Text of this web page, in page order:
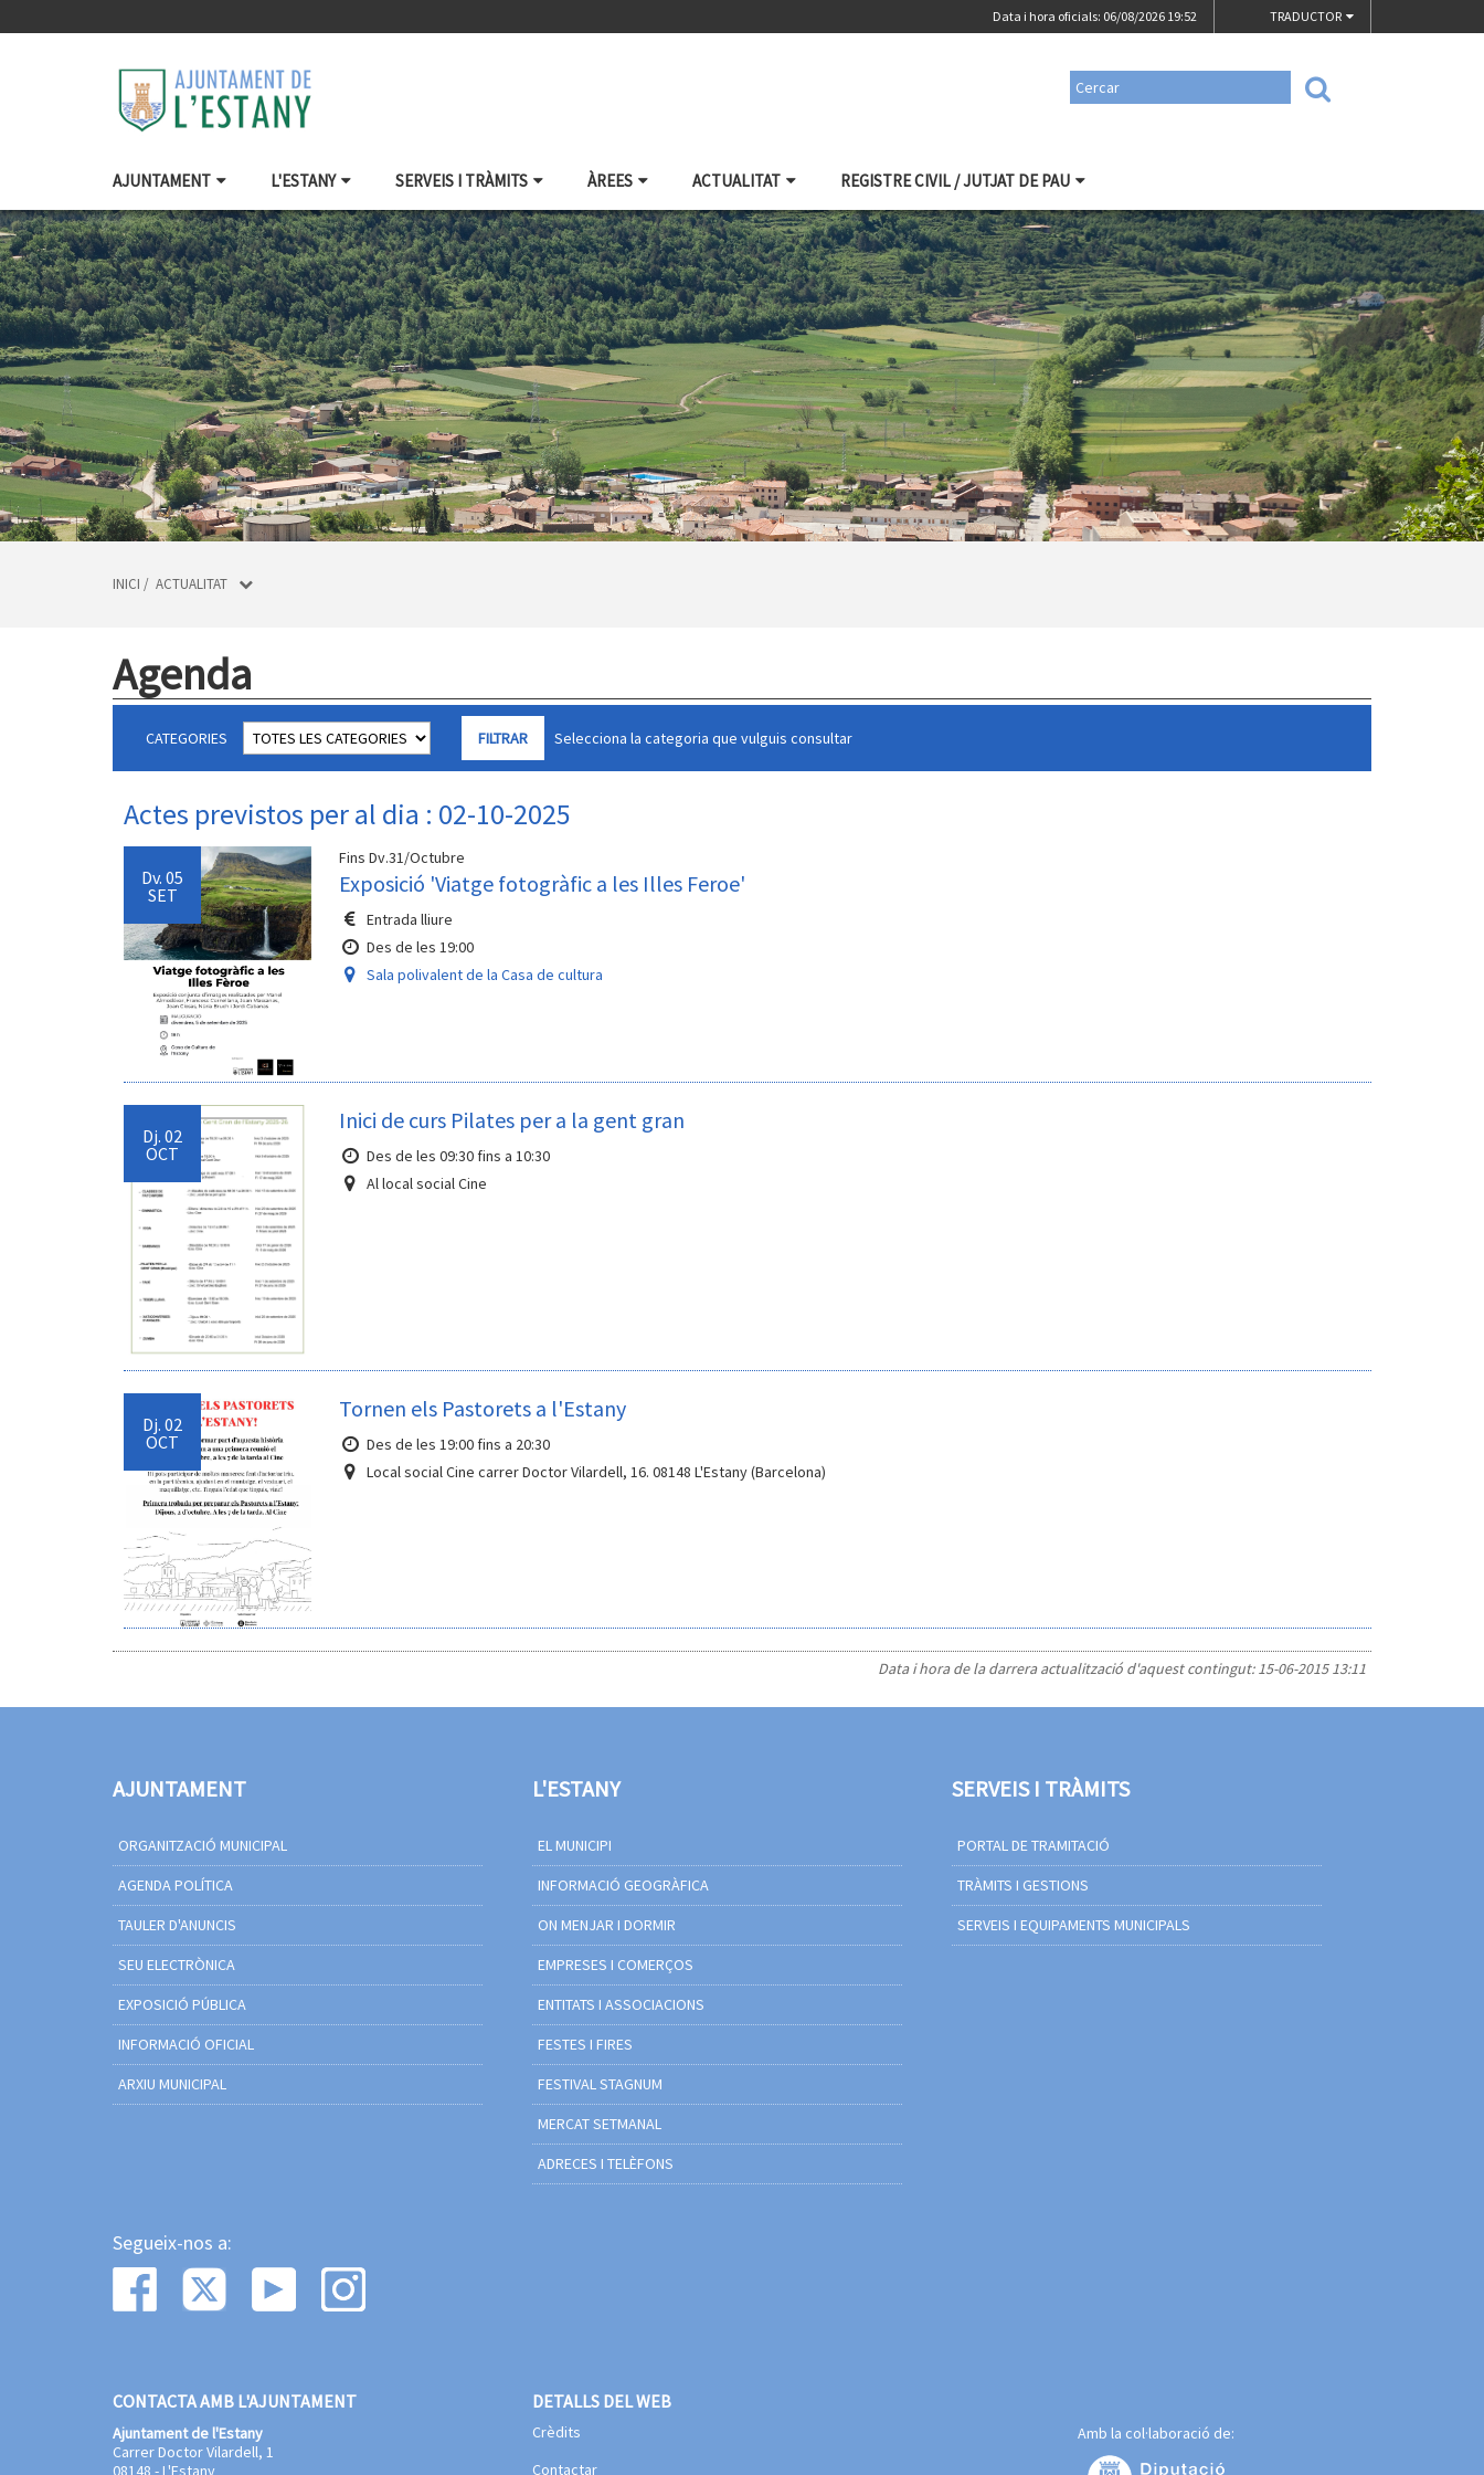
Data i hora oficials: 06/08/2026 19:52 TRADUCTOR
AJUNTAMENT L'ESTANY SERVEIS I TRÀMITS ÀREES ACTUALITAT REGISTRE CIVIL / JUTJAT DE PAU
INICI / ACTUALITAT
Agenda
CATEGORIES Selecciona la categoria que vulguis consultar
Actes previstos per al dia : 02-10-2025
Dv. 05
SET
Fins Dv.31/Octubre
Exposició 'Viatge fotogràfic a les Illes Feroe'
Entrada lliure
Des de les 19:00
Sala polivalent de la Casa de cultura
Dj. 02
OCT
Inici de curs Pilates per a la gent gran
Des de les 09:30 fins a 10:30
Al local social Cine
Dj. 02
OCT
Tornen els Pastorets a l'Estany
Des de les 19:00 fins a 20:30
Local social Cine carrer Doctor Vilardell, 16. 08148 L'Estany (Barcelona)
Data i hora de la darrera actualització d'aquest contingut:15-06-2015 13:11
AJUNTAMENT
ORGANITZACIÓ MUNICIPAL
AGENDA POLÍTICA
TAULER D'ANUNCIS
SEU ELECTRÒNICA
EXPOSICIÓ PÚBLICA
INFORMACIÓ OFICIAL
ARXIU MUNICIPAL
L'ESTANY
EL MUNICIPI
INFORMACIÓ GEOGRÀFICA
ON MENJAR I DORMIR
EMPRESES I COMERÇOS
ENTITATS I ASSOCIACIONS
FESTES I FIRES
FESTIVAL STAGNUM
MERCAT SETMANAL
ADRECES I TELÈFONS
SERVEIS I TRÀMITS
PORTAL DE TRAMITACIÓ
TRÀMITS I GESTIONS
SERVEIS I EQUIPAMENTS MUNICIPALS
Segueix-nos a:
CONTACTA AMB L'AJUNTAMENT
Ajuntament de l'Estany
Carrer Doctor Vilardell, 1
DETALLS DEL WEB
Crèdits
Contactar
Amb la col·laboració de: